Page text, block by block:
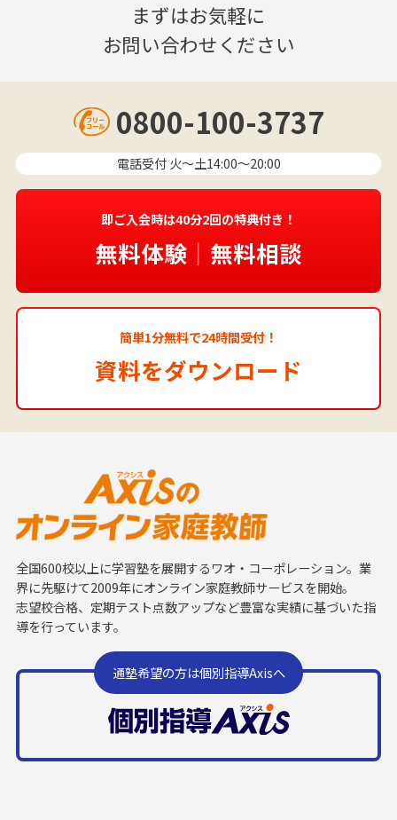
まずはお気軽に
お問い合わせください
0800-100-3737
電話受付 火〜土14:00～20:00
即ご入会時は40分2回の特典付き！
無料体験｜無料相談
簡単1分無料で24時間受付！
資料をダウンロード
全国600校以上に学習塾を展開するワオ・コーポレーション。業
界に先駆けて2009年にオンライン家庭教師サービスを開始。
志望校合格、定期テスト点数アップなど豊富な実績に基づいた指
導を行っています。
通塾希望の方は個別指導Axisへ